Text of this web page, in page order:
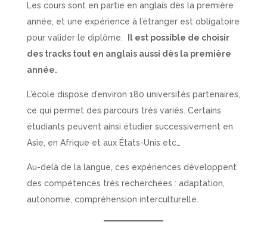
Les cours sont en partie en anglais dès la première
année, et une expérience à l’étranger est obligatoire
pour valider le diplôme.
Il est possible de choisir
des tracks tout en anglais aussi dès la première
année.
L’école dispose d’environ 180 universités partenaires,
ce qui permet des parcours très variés. Certains
étudiants peuvent ainsi étudier successivement en
Asie, en Afrique et aux États-Unis etc…
Au-delà de la langue, ces expériences développent
des compétences très recherchées : adaptation,
autonomie, compréhension interculturelle.